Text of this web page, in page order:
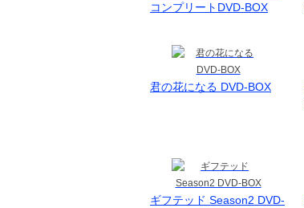
コンプリートDVD-BOX
君の花になる DVD-BOX
ギフテッド Season2 DVD-